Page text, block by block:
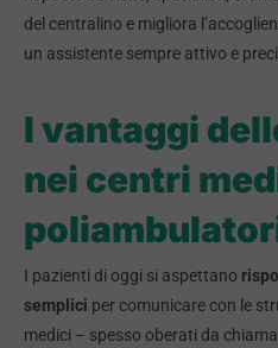
del centralino e migliora
un assistente sempre attivo e
I vantaggi
nei centri
I pazienti di oggi si aspettano
semplici per comunicare con le
medici – spesso oberati da